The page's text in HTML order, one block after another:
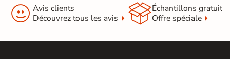
 Avis clients
Découvrez tous les avis
Échantillons gratuit
Offre spéciale